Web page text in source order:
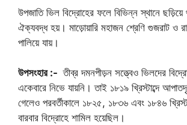
উপজাতি ভিল বিদ্রোহের ফলে বিভিন্ন স্থানে ছড়িয়ে
ঐক্যবদ্ধ হয়। মাড়োয়ারি মহাজন শ্রেণি গুজরাট ও
পালিয়ে যায়।
উপসংহার :- তীব্র দমনপীড়ন সত্ত্বেও ভিলদের
একেবারে নিভে যায়নি। তাই ১৮১৯ খ্রিস্টাব্দে
গেলেও পরবর্তীকালে ১৮২৫, ১৮৩৬ এবং ১৮৪৬
বারবার বিদ্রোহে শামিল হয়েছিল।